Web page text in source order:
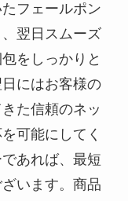
フェールポン
翌日スムーズ
をしっかりと
にはお客様の
た信頼のネッ
可能にしてく
あれば、最短
います。商品